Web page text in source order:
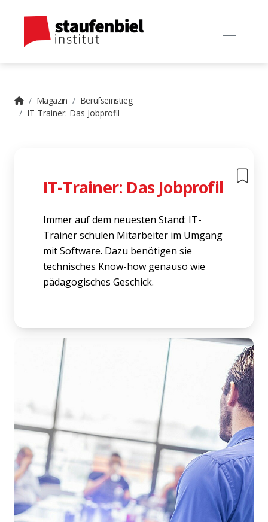
Magazin
Berufseinstieg
IT-Trainer: Das Jobprofil
IT-Trainer: Das Jobprofil
Immer auf dem neuesten Stand: IT-
Trainer schulen Mitarbeiter im Umgang
mit Software. Dazu benötigen sie
technisches Know-how genauso wie
pädagogisches Geschick.